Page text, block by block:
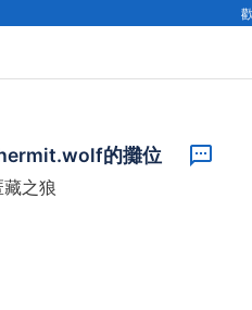
的攤位
藏之狼